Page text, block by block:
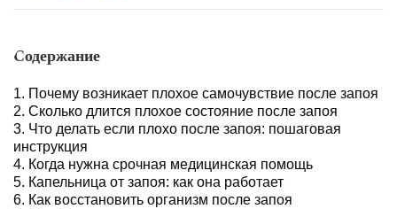
Содержание
Почему возникает плохое самочувствие после запоя
Сколько длится плохое состояние после запоя
Что делать если плохо после запоя: пошаговая
инструкция
Когда нужна срочная медицинская помощь
Капельница от запоя: как она работает
Как восстановить организм после запоя